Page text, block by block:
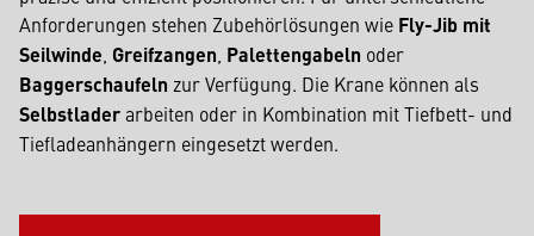
Anforderungen stehen Zubehörlösungen wie Fly-Jib mit
Seilwinde Greifzangen Palettengabeln oder
Baggerschaufeln zur Verfügung. Die Krane können als
Selbstladerarbeiten oder in Kombination mit Tiefbett- und
Tiefladeanhängern eingesetzt werden.